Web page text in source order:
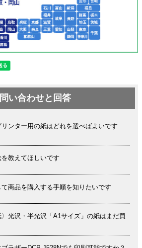
い合わせと回答
ンター用の紙はどれを選べばよいです
教えてほしいです
商品を購入する手順を知りたいです
光沢・半光沢「A1サイズ」の紙はまだ買